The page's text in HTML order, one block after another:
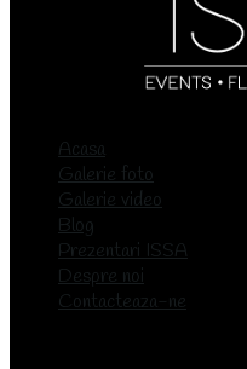
Acasa
Galerie foto
Galerie video
Blog
Prezentari ISSA
Despre noi
Contacteaza-ne